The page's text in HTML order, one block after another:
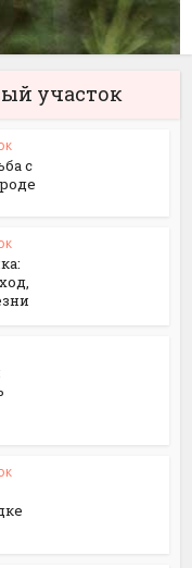
участок
с